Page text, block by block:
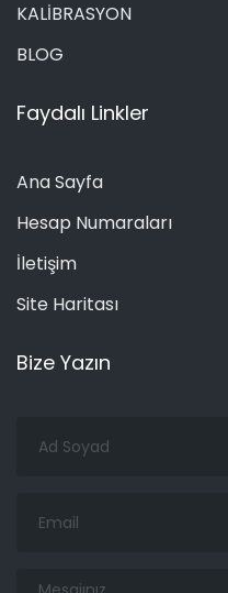
KALİBRASYON
BLOG
Faydalı Linkler
Ana Sayfa
Hesap Numaraları
İletişim
Site Haritası
Bize Yazın
Soyad
Mesajınız